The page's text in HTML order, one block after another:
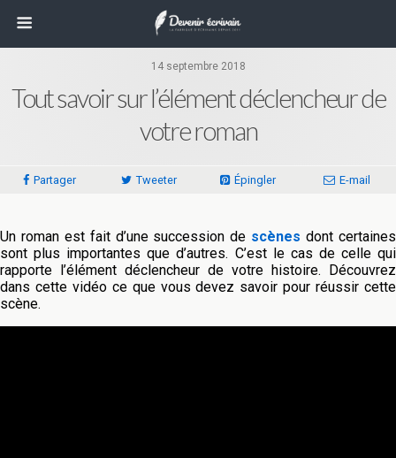
14 septembre 2018
Tout savoir sur l’élément déclencheur de
votre roman
Partager Tweeter Épingler E-mail
Un roman est fait d’une succession de scènes dont certaines
sont plus importantes que d’autres. C’est le cas de celle qui
rapporte l’élément déclencheur de votre histoire. Découvrez
dans cette vidéo ce que vous devez savoir pour réussir cette
scène.